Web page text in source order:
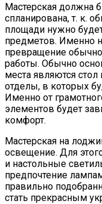
Мастерская должна
спланирована, т. к.
площади нужно
предметов. Именно
превращение
работы. Обычно
места являются
отделы, в которых
Именно от
элементов будет
комфорт.
Мастерская на
освещение. Для
и настольные
предпочтение
правильно
стать прекрасным